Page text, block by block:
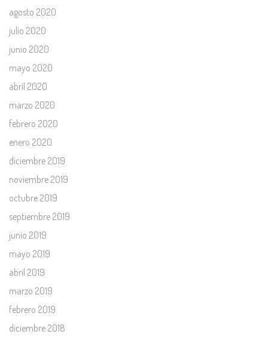
agosto 2020
julio 2020
junio 2020
mayo 2020
abril 2020
marzo 2020
febrero 2020
enero 2020
diciembre 2019
noviembre 2019
octubre 2019
septiembre 2019
junio 2019
mayo 2019
abril 2019
marzo 2019
febrero 2019
diciembre 2018